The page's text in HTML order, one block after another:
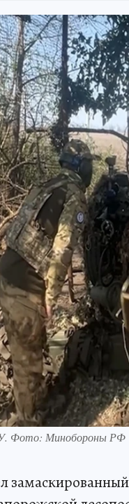
Фото: Минобороны РФ